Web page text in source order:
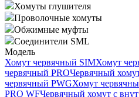
Хомуты глушителя
Проволочные хомуты
Обжимные муфты
Соединители SML
Модель
Хомут червячный SIMХомут
червячный PROЧервячный
червячный PWGХомут
PRO WFЧервячный хомут с